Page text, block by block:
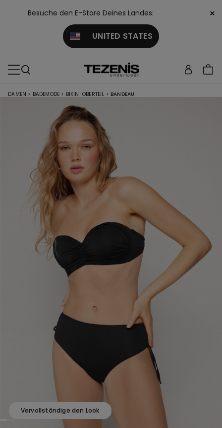
Besuche den E-Store Deines Landes:
UNITED STATES
×
DAMEN > BADEMODE > BIKINI OBERTEIL > BANDEAU
Vervollständige den Look